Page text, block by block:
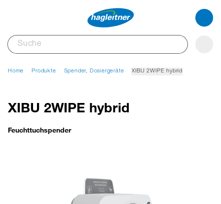
Home Produkte Spender, Dosiergeräte XIBU 2WIPE hybrid
XIBU 2WIPE hybrid
Feuchttuchspender